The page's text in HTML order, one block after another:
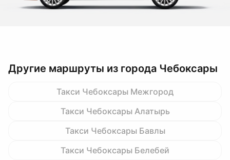
Другие маршруты из города Чебоксары
Такси Чебоксары Межгород
Такси Чебоксары Алатырь
Такси Чебоксары Бавлы
Такси Чебоксары Белебей